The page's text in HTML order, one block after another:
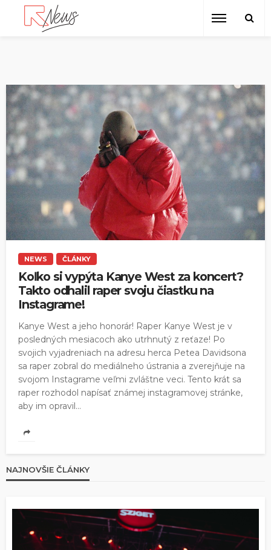
NEWS ČLÁNKY
Koľko si vypýta Kanye West za koncert?
Takto odhalil raper svoju čiastku na
Instagrame!
Kanye West a jeho honorár! Raper Kanye West je v
posledných mesiacoch ako utrhnutý z reťaze! Po
svojich vyjadreniach na adresu herca Petea Davidsona
sa raper zobral do mediálneho ústrania a zverejňuje na
svojom Instagrame veľmi zvláštne veci. Tento krát sa
raper rozhodol napísať známej instagramovej stránke,
aby im opravil...
NAJNOVŠIE ČLÁNKY